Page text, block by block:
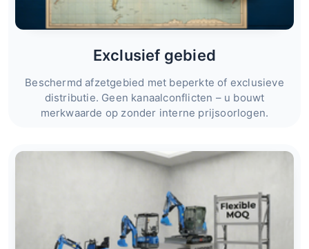
Exclusief gebied
Beschermd afzetgebied met beperkte of exclusieve
distributie. Geen kanaalconflicten – u bouwt
merkwaarde op zonder interne prijsoorlogen.